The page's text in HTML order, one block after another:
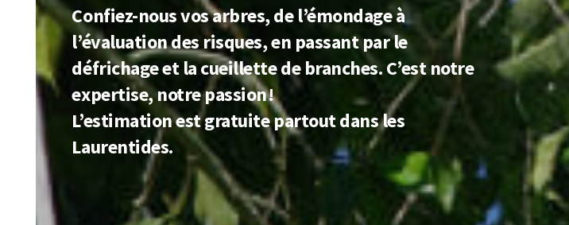
Confiez-nous vos arbres, de l’émondage à
l’évaluation des risques, en passant par le
défrichage et la cueillette de branches. C’est notre
expertise, notre passion !
L’estimation est gratuite partout dans les
Laurentides.